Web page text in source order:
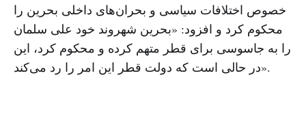
خصوص اختلافات سیاسی و بحران‌های داخلی بحرین را
محکوم کرد و افزود: «بحرین شهروند خود علی سلمان
را به جاسوسی برای قطر متهم کرده و محکوم کرد، این
در حالی است که دولت قطر این امر را رد می‌کند».